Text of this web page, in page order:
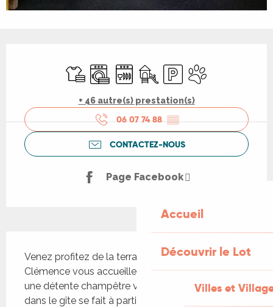
Accueil
Découvrir le Lot
Villes et
Draps et linge
Lave lingeLave vaisselle
Jeux pour enfants / Espace
ParkingAnimaux acceptés
+ 46 autre(s) prestation(s)
06 07 74 88 ▒▒
CONTACTEZ-NOUS
Page Facebook
Venez profitez de la terrasse avec vue sur le lac !
Clémence vous accueille dans le Gîte du Terly ou
une détente champêtre vous attend. L' accueil
dans le gîte se fait à partir de 16h, espace pour